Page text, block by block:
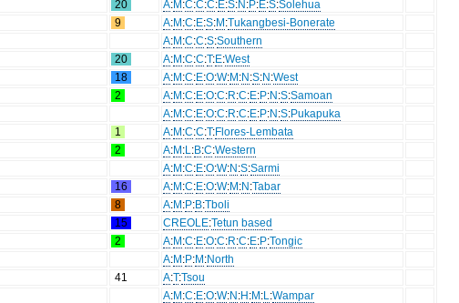
20 A:M:C:C:C:E:S:N:P:E:S:Solehua
9 A:M:C:E:S:M:Tukangbesi-Bonerate
A:M:C:C:S:Southern
20 A:M:C:C:T:E:West
18 A:M:C:E:O:W:M:N:S:N:West
2 A:M:C:E:O:C:R:C:E:P:N:S:Samoan
A:M:C:E:O:C:R:C:E:P:N:S:Pukapuka
1 A:M:C:C:T:Flores-Lembata
2 A:M:L :B:C:Western
A:M:C:E:O:W:N:S:Sarmi
16 A:M:C:E:O:W:M:N:Tabar
8 A:M:P:B:Tboli
15 CREOLE:Tetun based
2 A:M:C:E:O:C:R:C:E:P:Tongic
A:M:P:M:North
41 A:T:Tsou
A:M:C:E:O:W:N:H:M:L :Wampar